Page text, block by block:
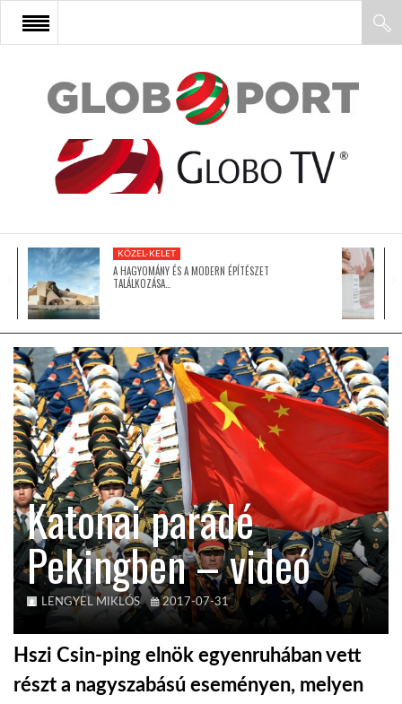
FŐOLDAL
AFRIKA
ÁZSIA
LATIN-AMERIKA
KÖZEL-KELET
AUSZTRÁLIA
A VILÁG ITTHON
MÉDIA
KÖZEL-KELET
A HAGYOMÁNY ÉS A MODERN ÉPÍTÉSZET
TALÁLKOZÁSA…
Katonai parádé
Pekingben – videó
LENGYEL MIKLÓS 2017-07-31
Hszi Csin-ping elnök egyenruhában vett
részt a nagyszabású eseményen, melyen